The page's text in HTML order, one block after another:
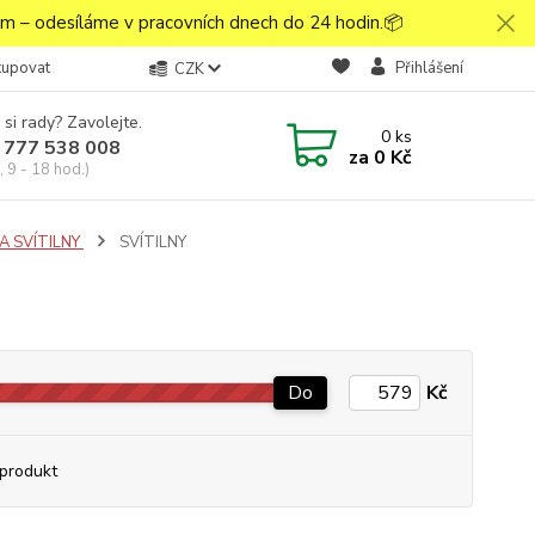
– odesíláme v pracovních dnech do 24 hodin.📦
CZK Přihlášení
rady? Zavolejte.
538 008
9 - 18 hod.)
0ks
za 0 Kč
SVÍTILNY SVÍTILNY
Do Kč